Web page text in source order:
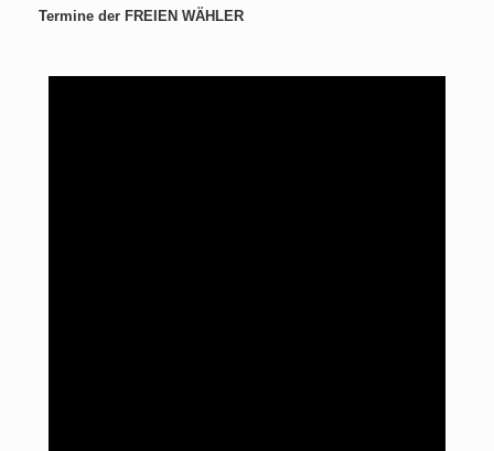
Termine der FREIEN WÄHLER